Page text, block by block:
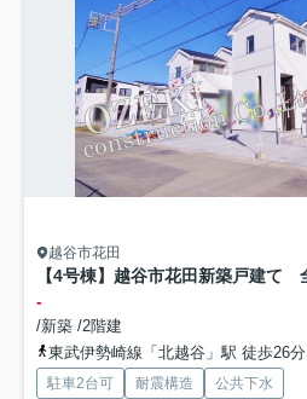
越谷市花田
-
/新築 /2階建
東武伊勢崎線「北越谷」駅 徒歩26分
駐車2台可 耐震構造
公共下水